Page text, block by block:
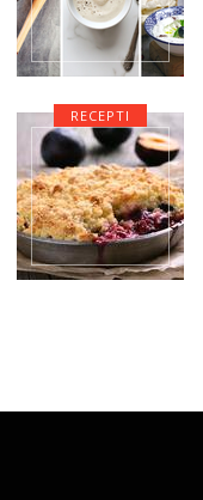
RECEPTI